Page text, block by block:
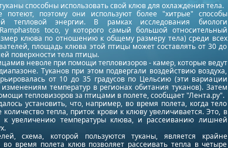
способны использовать свой клюв для охлаждения тела.
потеют, поэтому они используют более "хитрые" способы
тепловой энергии. В рамках исследования биологи
toco, у которого самый большой относительный
клюва по отношению к общему размеру тела) среди всех
площадь клюва этой птицы может составлять от 30 до
поверхности тела птицы.
неволе при помощи тепловизоров - камер, которые ведут
Туканов при этом подвергали воздействию воздуха,
от 10 до 35 градусов по Цельсию (эти вариации
температур в регионах обитания туканов). Затем
тепловизоров за птицами в полете, сообщает "Лента.ру".
установить, что, например, во время полета, когда тело
тепла, приток крови к клюву увеличивается. Это, в
к увеличению температуры клюва, и рассеиванию лишней
схема, которой пользуются туканы, является крайне
время полета клюв позволяет рассеивать тепла в четыре